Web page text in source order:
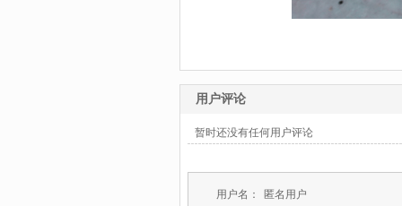
用户评论
暂时还没有任何用户评论
用户名：
匿名用户